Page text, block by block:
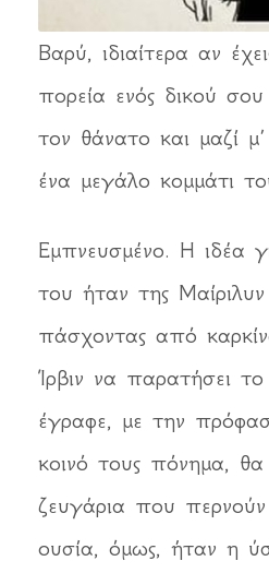
Βαρύ, ιδιαίτερα αν
πορεία ενός δικού
τον θάνατο και μαζί μ’
ένα μεγάλο κομμάτι
Εμπνευσμένο. Η ιδέα
του ήταν της
πάσχοντας από
Ίρβιν να παρατήσει
έγραφε, με την
κοινό τους πόνημα,
ζευγάρια που
ουσία, όμως, ήταν η